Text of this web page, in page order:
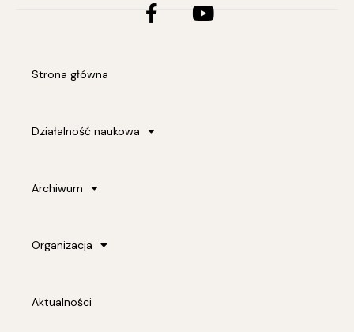
Strona główna
Działalność naukowa
Archiwum
Organizacja
Aktualności